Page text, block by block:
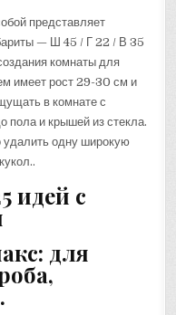
представляет
— Ш 45 / Г 22 / В 35
комнаты для
имеет рост 29-30 см и
в комнате с
пола и крышей из стекла.
удалить одну широкую
идей с
для